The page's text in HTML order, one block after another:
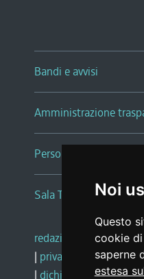
Noi
Questo
cookie
saperne
estesa
Bandi e avvisi
Amministrazione
Persone e Uffici
Sala Tiziano Tessitori
redazione web |note
| privacy
social
| dichiarazione di